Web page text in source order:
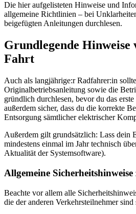
Die hier aufgelisteten Hinweise und
allgemeine Richtlinien – bei
beigefügten Anleitungen durchlesen.
Grundlegende Hinweise
Fahrt
Auch als langjährige:r Radfahrer:in
Originalbetriebsanleitung sowie die
gründlich durchlesen, bevor du das
außerdem sicher, dass du die korrekte
Entsorgung sämtlicher elektrischer
Außerdem gilt grundsätzlich: Lass dein
mindestens einmal im Jahr technisch
Aktualität der Systemsoftware).
Allgemeine
Beachte vor allem alle
die der anderen Verkehrsteilnehmer